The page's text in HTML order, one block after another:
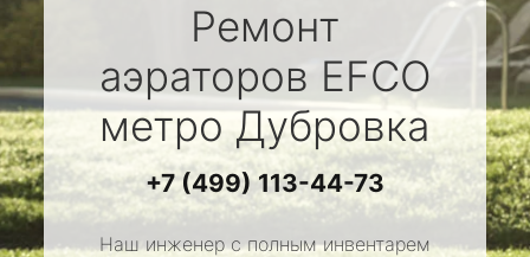
Ремонт
аэраторов EFCO
метро Дубровка
+7 (499) 113-44-73
Наш инженер с полным инвентарем